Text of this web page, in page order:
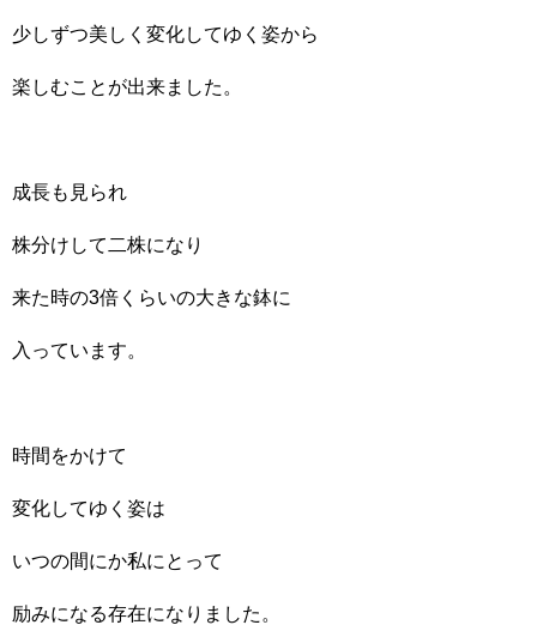
少しずつ美しく変化してゆく姿から
楽しむことが出来ました。
成長も見られ
株分けして二株になり
来た時の3倍くらいの大きな鉢に
入っています。
時間をかけて
変化してゆく姿は
いつの間にか私にとって
励みになる存在になりました。